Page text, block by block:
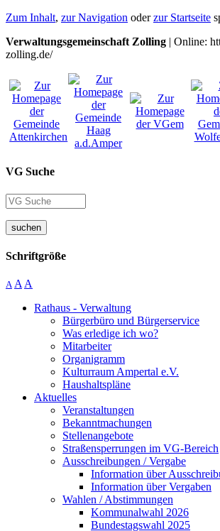
Zum Inhalt, zur Navigation oderzur Startseite
Verwaltungsgemeinschaft Zolling | Online:
zolling.de/
VG Suche
suchen
Schriftgröße
A A A
Rathaus - Verwaltung
Bürgerbüro und Bürgerservice
Was erledige ich wo?
Mitarbeiter
Organigramm
Kulturraum Ampertal e.V.
Haushaltspläne
Aktuelles
Veranstaltungen
Bekanntmachungen
Stellenangebote
Straßensperrungen im VG-Bereich
Ausschreibungen / Vergabe
Information über
Information über Vergaben
Wahlen / Abstimmungen
Kommunalwahl 2026
Bundestagswahl 2025